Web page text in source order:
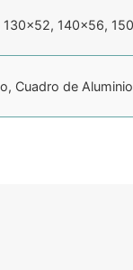
140×56,
Cuadro de